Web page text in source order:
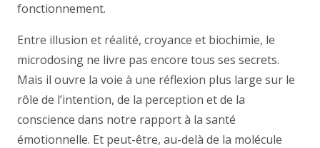
fonctionnement.
Entre illusion et réalité, croyance et biochimie, le
microdosing ne livre pas encore tous ses secrets.
Mais il ouvre la voie à une réflexion plus large sur le
rôle de l’intention, de la perception et de la
conscience dans notre rapport à la santé
émotionnelle. Et peut-être, au-delà de la molécule